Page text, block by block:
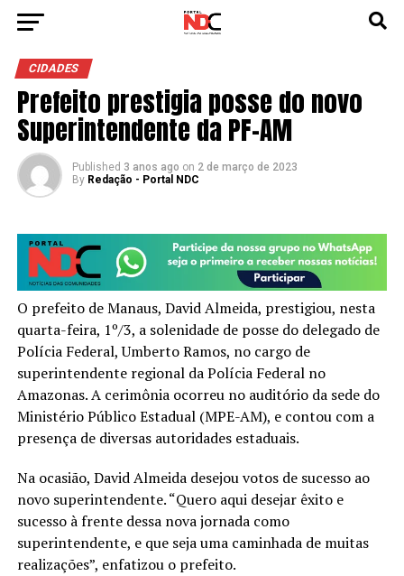
CIDADES
Prefeito prestigia posse do novo
Superintendente da PF-AM
Published 3 anos ago on 2 de março de 2023
By Redação - Portal NDC
O prefeito de Manaus, David Almeida, prestigiou, nesta
quarta-feira, 1º/3, a solenidade de posse do delegado de
Polícia Federal, Umberto Ramos, no cargo de
superintendente regional da Polícia Federal no
Amazonas. A cerimônia ocorreu no auditório da sede do
Ministério Público Estadual (MPE-AM), e contou com a
presença de diversas autoridades estaduais.
Na ocasião, David Almeida desejou votos de sucesso ao
novo superintendente. “Quero aqui desejar êxito e
sucesso à frente dessa nova jornada como
superintendente, e que seja uma caminhada de muitas
realizações”, enfatizou o prefeito.